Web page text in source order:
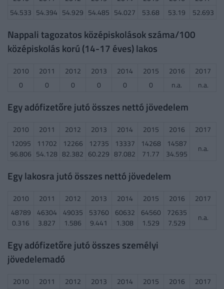
54.533 54.394 54.929 54.485 54.027 53.68 53.19 52.693
Nappali tagozatos középiskolások száma/100
középiskolás korú (14-17 éves) lakos
2010 2011 2012 2013 2014 2015 2016
2017
0
0 0 0 0 0 n.a. n.a.
Egy adófizetőre jutó összes nettó jövedelem
2010 2011 2012 2013 2014 2015 2016
2017
12095
96.806
11702
54.128
12266
82.382
12735
60.229
13337
87.082
14268
71.77
14587
34.595
n.a.
Egy lakosra jutó összes nettó jövedelem
2010 2011 2012 2013 2014 2015 2016
2017
48789
0.316
46304
3.827
49035
1.586
53760
9.441
60632
1.308
64560
1.529
72635
7.529
n.a.
Egy adófizetőre jutó összes személyi
jövedelemadó
2010 2011 2012 2013 2014 2015 2016
2017